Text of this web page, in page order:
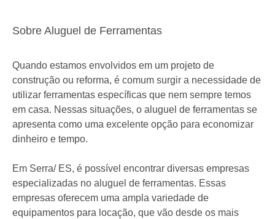
Sobre Aluguel de Ferramentas
Quando estamos envolvidos em um projeto de
construção ou reforma, é comum surgir a necessidade de
utilizar ferramentas específicas que nem sempre temos
em casa. Nessas situações, o aluguel de ferramentas se
apresenta como uma excelente opção para economizar
dinheiro e tempo.
Em Serra/ ES, é possível encontrar diversas empresas
especializadas no aluguel de ferramentas. Essas
empresas oferecem uma ampla variedade de
equipamentos para locação, que vão desde os mais